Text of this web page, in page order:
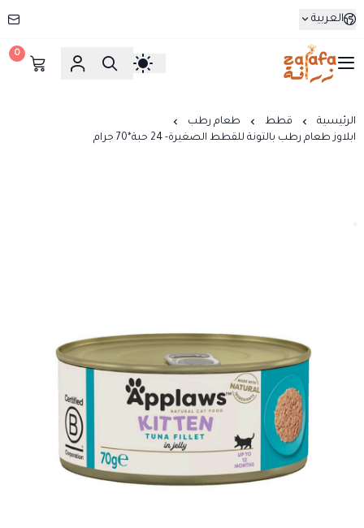
العربية
زرافة
0
الرئيسية قطط
طعام رطب
ابلاوز طعام رطب بالتونة للقطط الصغيرة- 24 حبة*70 جرام